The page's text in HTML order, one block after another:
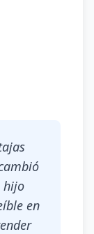
hijo
en